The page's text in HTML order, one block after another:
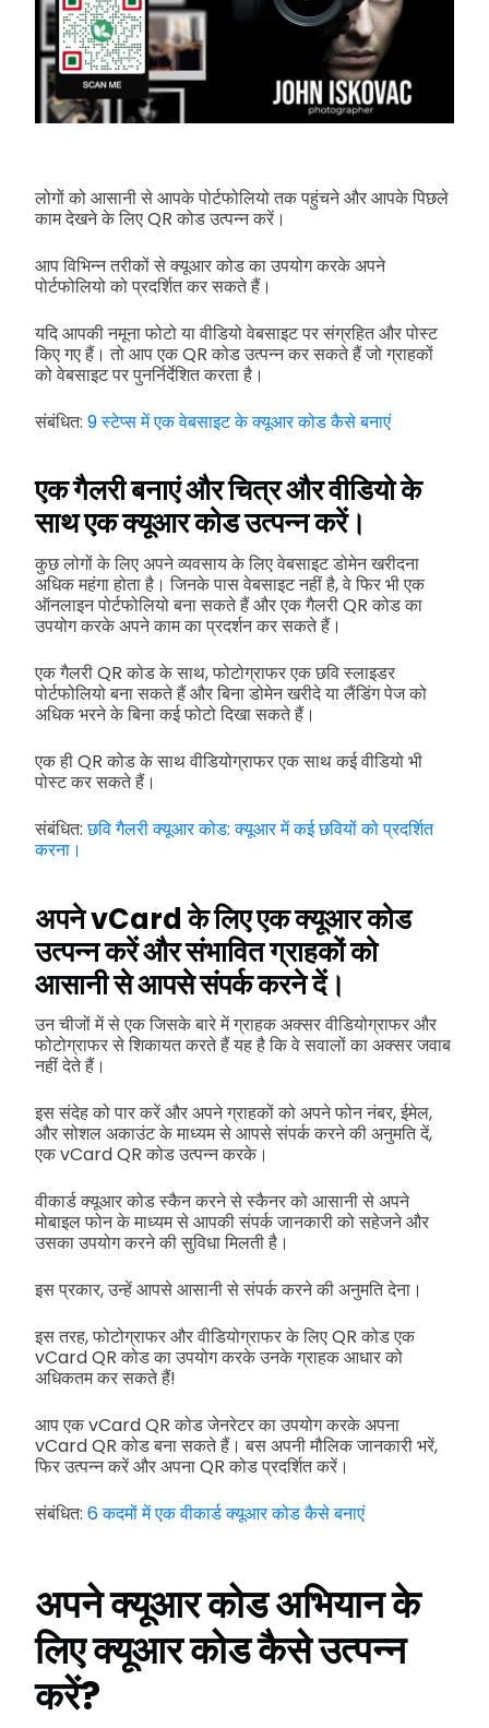
लोगों को आसानी से आपके पोर्टफोलियो तक पहुंचने और आपके पिछले
काम देखने के लिए QR कोड उत्पन्न करें।
आप विभिन्न तरीकों से क्यूआर कोड का उपयोग करके अपने
पोर्टफोलियो को प्रदर्शित कर सकते हैं।
यदि आपकी नमूना फोटो या वीडियो वेबसाइट पर संग्रहित और पोस्ट
किए गए हैं। तो आप एक QR कोड उत्पन्न कर सकते हैं जो ग्राहकों
को वेबसाइट पर पुनर्निर्देशित करता है।
संबंधित: 9 स्टेप्स में एक वेबसाइट के क्यूआर कोड कैसे बनाएं
एक गैलरी बनाएं और चित्र और वीडियो के
साथ एक क्यूआर कोड उत्पन्न करें।
कुछ लोगों के लिए अपने व्यवसाय के लिए वेबसाइट डोमेन खरीदना
अधिक महंगा होता है। जिनके पास वेबसाइट नहीं है, वे फिर भी एक
ऑनलाइन पोर्टफोलियो बना सकते हैं और एक गैलरी QR कोड का
उपयोग करके अपने काम का प्रदर्शन कर सकते हैं।
एक गैलरी QR कोड के साथ, फोटोग्राफर एक छवि स्लाइडर
पोर्टफोलियो बना सकते हैं और बिना डोमेन खरीदे या लैंडिंग पेज को
अधिक भरने के बिना कई फोटो दिखा सकते हैं।
एक ही QR कोड के साथ वीडियोग्राफर एक साथ कई वीडियो भी
पोस्ट कर सकते हैं।
संबंधित:छवि गैलरी क्यूआर कोड: क्यूआर में कई छवियों को प्रदर्शित
करना।
अपने vCard के लिए एक क्यूआर कोड
उत्पन्न करें और संभावित ग्राहकों को
आसानी से आपसे संपर्क करने दें।
उन चीजों में से एक जिसके बारे में ग्राहक अक्सर वीडियोग्राफर और
फोटोग्राफर से शिकायत करते हैं यह है कि वे सवालों का अक्सर जवाब
नहीं देते हैं।
इस संदेह को पार करें और अपने ग्राहकों को अपने फोन नंबर, ईमेल,
और सोशल अकाउंट के माध्यम से आपसे संपर्क करने की अनुमति दें,
एक vCard QR कोड उत्पन्न करके।
वीकार्ड क्यूआर कोड स्कैन करने से स्कैनर को आसानी से अपने
मोबाइल फोन के माध्यम से आपकी संपर्क जानकारी को सहेजने और
उसका उपयोग करने की सुविधा मिलती है।
इस प्रकार, उन्हें आपसे आसानी से संपर्क करने की अनुमति देना।
इस तरह, फोटोग्राफर और वीडियोग्राफर के लिए QR कोड एक
vCard QR कोड का उपयोग करके उनके ग्राहक आधार को
अधिकतम कर सकते हैं!
आप एक vCard QR कोड जेनरेटर का उपयोग करके अपना
vCard QR कोड बना सकते हैं। बस अपनी मौलिक जानकारी भरें,
फिर उत्पन्न करें और अपना QR कोड प्रदर्शित करें।
संबंधित: 6 कदमों में एक वीकार्ड क्यूआर कोड कैसे बनाएं
अपने क्यूआर कोड अभियान के
लिए क्यूआर कोड कैसे उत्पन्न
करें?